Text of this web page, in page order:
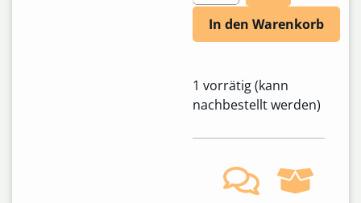
In den Warenkorb
1 vorrätig (kann
nachbestellt werden)